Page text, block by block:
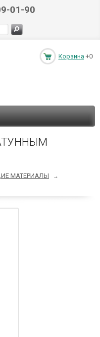
01-90
Корзина +0
МАТЕРИАЛЫ →